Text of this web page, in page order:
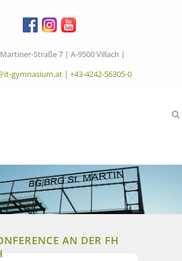
Straße 7 | A-9500 Villach |
gymnasium.at| +43-4242-56305-0
AN DER FH